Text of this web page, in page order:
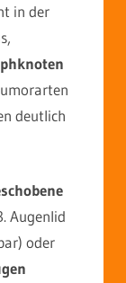
in der
deutlich
Augenlid
oder